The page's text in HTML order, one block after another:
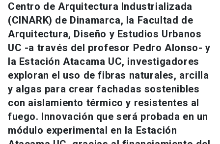
Futuros estudiantes
Estudiantes
Académicos
Personal
Alumni
Padres y familia
Go to english site
ACCESOS DIRECTOS
Admisión launch
Mi Cuenta UC launch
Correo UC launch
Mi Portal UC
Centro de Arquitectura Industrializada
(CINARK) de Dinamarca, la Facultad de
Arquitectura, Diseño y Estudios Urbanos
UC -a través del profesor Pedro Alonso- y
la Estación Atacama UC, investigadores
exploran el uso de fibras naturales, arcilla
y algas para crear fachadas sostenibles
con aislamiento térmico y resistentes al
fuego. Innovación que será probada en un
módulo experimental en la Estación